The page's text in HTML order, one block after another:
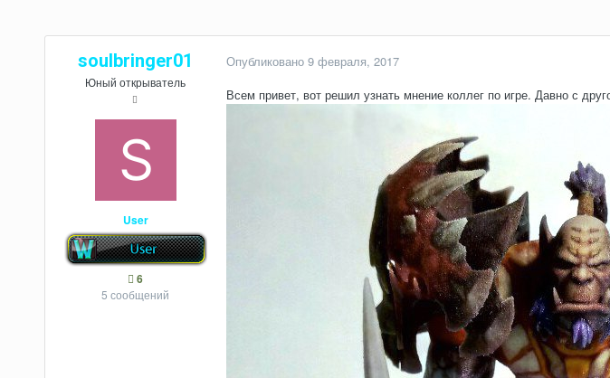
soulbringer01
Юный открыватель
User
6
5 сообщений
Опубликовано 9 февраля, 2017
Всем привет, вот решил узнать мнение коллег по игре. Давно с